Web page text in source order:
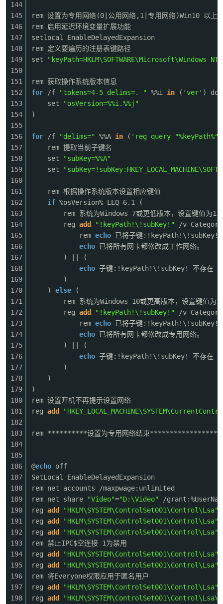
144
145
146
147
148
149
150
151
152
153
154
155
156
157
158
159
160
161
162
163
164
165
166
167
168
169
170
171
172
173
174
175
176
177
178
179
180
181
182
183
184
185
186
187
188
189
190
191
192
193
194
195
196
197
198
rem 设置为专用网络(0|公用网络,1|专用网络)Win10 以上
rem 启用延迟环境变量扩展功能
setlocal EnableDelayedExpansion
rem 定义要遍历的注册表键路径
set
rem 获取操作系统版本信息
for
/f "tokens=4-5 delims=. " %%i in ( 'ver' ) do
set
"osVersion=%%i.%%j"
)
for /f "delims=" %%A in ( 'reg query
rem 提取当前子键名
set
"subKey=%%A"
set
rem 根据操作系统版本设置相应键值
if %osVersion% LEQ 6.1 (
rem 系统为Windows 7或更低版本，设置键值为1
reg add "!keyPath!\!subKey!"
/v
rem echo 已将子键
echo 已将所有网卡都修改成工作网络。
) || (
echo 子键:!keyPath!\!subKey! 不存在
)
) else
(
rem 系统为Windows 10或更高版本，设置键值为1
reg add "!keyPath!\!subKey!"
/v
rem echo 已将子键
echo 已将所有网卡都修改成专用网络。
) || (
echo 子键:!keyPath!\!subKey! 不存在
)
)
)
rem 设置开机不再提示设置网络
reg add
rem **********设置为专用网络结束*****************
@echo off
SetLocal EnableDelayedExpansion
rem net accounts /maxpwage:unlimited
rem net share
"Video"="D:\Video"
/
reg add "HKLM\SYSTEM\ControlSet001\Control\Lsa"
reg add "HKLM\SYSTEM\ControlSet001\Control\Lsa"
reg add "HKLM\SYSTEM\ControlSet001\Control\Lsa"
rem 禁止IPC$空连接 1为禁用
reg add "HKLM\SYSTEM\ControlSet001\Control\Lsa"
reg add "HKLM\SYSTEM\ControlSet001\Control\Lsa"
rem 将Everyone权限应用于匿名用户
reg add "HKLM\SYSTEM\ControlSet001\Control\Lsa"
reg add